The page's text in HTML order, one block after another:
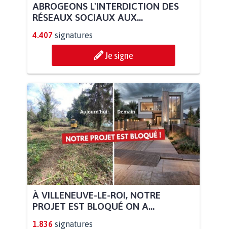
ABROGEONS L'INTERDICTION DES
RÉSEAUX SOCIAUX AUX...
4.407 signatures
Je signe
À VILLENEUVE-LE-ROI, NOTRE
PROJET EST BLOQUÉ ON A...
1.836 signatures